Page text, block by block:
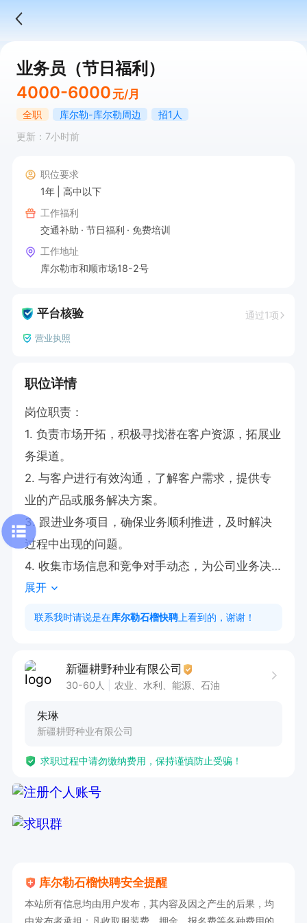
业务员（节日福利）
4000-6000 元/月
全职 库尔勒-库尔勒周边
招1人
更新：7小时前
职位要求
1年
高中以下
工作福利
交通补助
节日福利
免费培训
工作地址
库尔勒市和顺市场18-2号
平台核验 通过1项
营业执照
职位详情
岗位职责：
1. 负责市场开拓，积极寻找潜在客户资源，拓展业
务渠道。
2. 与客户进行有效沟通，了解客户需求，提供专
业的产品或服务解决方案。
3. 跟进业务项目，确保业务顺利推进，及时解决
过程中出现的问题。
4. 收集市场信息和竞争对手动态，为公司业务决
策提供参考依据。
5. 维护良好的客户关系，提高客户满意度和忠诚
任职要求：
同类型的客户建立良好关系。
于挑战自我。
3. 具备较强的学习能力，能够快速掌握产品知识
4. 工作积极主动，责任心强，能够承受一定的工
5. 有相关行业销售经验者优先考虑。
展开
联系我时请说是在库尔勒石榴快聘 上看到的，谢谢！
新疆耕野种业有限公司
30-60人 农业、水利、能源、石油
朱琳
新疆耕野种业有限公司
求职过程中请勿缴纳费用，保持谨慎防止受骗！
库尔勒石榴快聘安全提醒
本站所有信息均由用户发布，其内容及因之产生的后果，均